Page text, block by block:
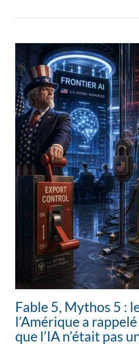
Fable 5, Mythos 5 :
l’Amérique a
que l’IA n’était pas